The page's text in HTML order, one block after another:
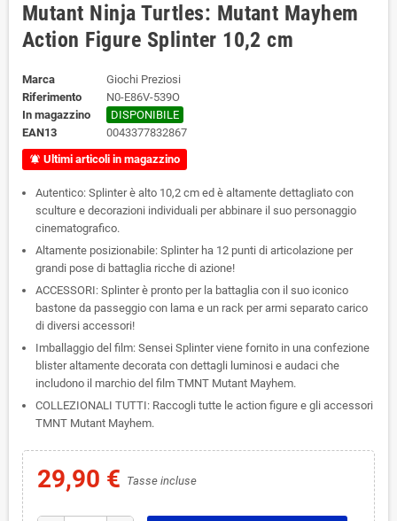
Mutant Ninja Turtles: Mutant Mayhem
Action Figure Splinter 10,2 cm
Marca
Giochi Preziosi
Riferimento
N0-E86V-539O
In magazzino
DISPONIBILE
EAN13
0043377832867
notifications_active Ultimi articoli in magazzino
Autentico: Splinter è alto 10,2 cm ed è altamente dettagliato con
sculture e decorazioni individuali per abbinare il suo personaggio
cinematografico.
Altamente posizionabile: Splinter ha 12 punti di articolazione per
grandi pose di battaglia ricche di azione!
ACCESSORI: Splinter è pronto per la battaglia con il suo iconico
bastone da passeggio con lama e un rack per armi separato carico
di diversi accessori!
Imballaggio del film: Sensei Splinter viene fornito in una confezione
blister altamente decorata con dettagli luminosi e audaci che
includono il marchio del film TMNT Mutant Mayhem.
COLLEZIONALI TUTTI: Raccogli tutte le action figure e gli accessori
TMNT Mutant Mayhem.
29,90 € Tasse incluse